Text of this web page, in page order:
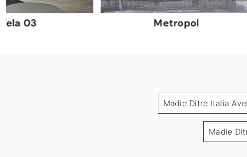
03 Metropol
Madie Ditre Italia
Madie